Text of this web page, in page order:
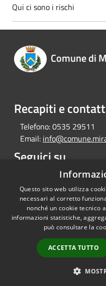
Qui ci sono i rischi
Comune di
Recapiti e
Telefono:0535 29511
Email:
Seguici su
FacebookYoutube
RSS
Accessibilità
Questo sito web utilizza
necessari al corretto
nonché un cookie tecnico
informazioni statistiche,
può consultare la
ACCETTA TUTTO